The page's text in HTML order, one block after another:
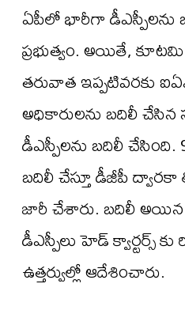
ఏపీలో భారీగా డీఎస్పీలను
ప్రభుత్వం. అయితే, కూటమి
తరువాత ఇప్పటివరకు
అధికారులను బదిలీ
డీఎస్పీలను బదిలీ చేసింది.
బదిలీ చేస్తూ డీజీపీ ద్వారకా
జారీ చేశారు. బదిలీ
డీఎస్పీలు హెడ్ క్వార్టర్స్
ఉత్తర్వుల్లో ఆదేశించారు.